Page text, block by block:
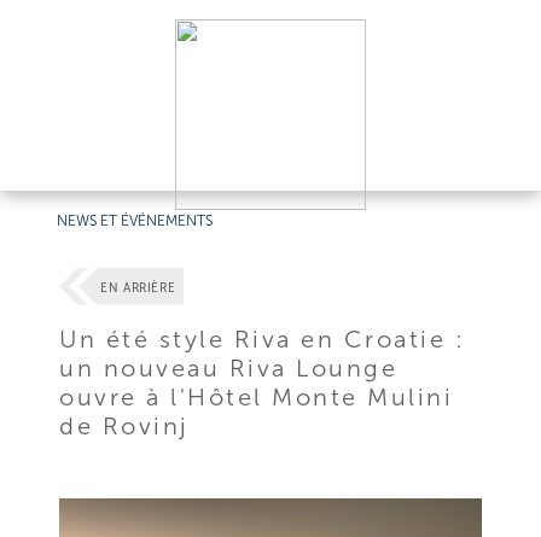
NEWS ET ÉVÉNEMENTS
EN ARRIÈRE
Un été style Riva en Croatie :
un nouveau Riva Lounge
ouvre à l'Hôtel Monte Mulini
de Rovinj